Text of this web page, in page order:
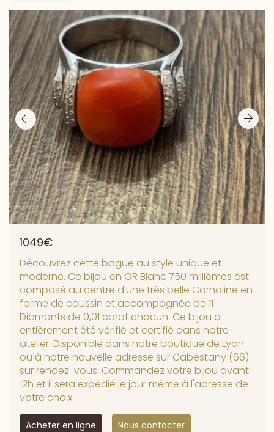
1049€
Découvrez cette bague au style unique et
moderne. Ce bijou en OR Blanc 750 millièmes est
composé au centre d'une très belle Cornaline en
forme de coussin et accompagnée de 11
Diamants de 0,01 carat chacun. Ce bijou a
entièrement été vérifié et certifié dans notre
atelier. Disponible dans notre boutique de Lyon
ou à notre nouvelle adresse sur Cabestany (66)
sur rendez-vous. Commandez votre bijou avant
12h et il sera expédié le jour même à l'adresse de
votre choix.
Acheter en ligne Nous contacter